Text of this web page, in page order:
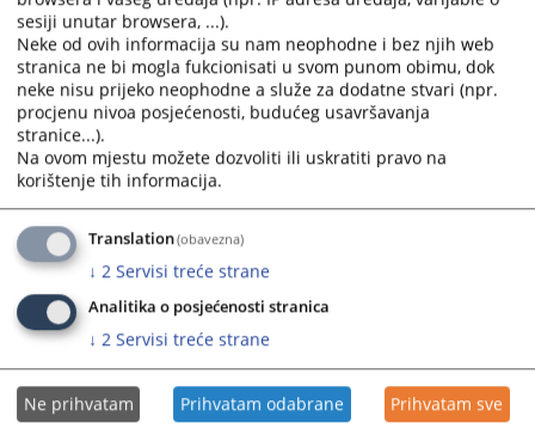
703ПРЕГЛЕДА
sesiji unutar browsera, ...).
Neke od ovih informacija su nam neophodne i bez njih web
stranica ne bi mogla fukcionisati u svom punom obimu, dok
neke nisu prijeko neophodne a služe za dodatne stvari (npr.
procjenu nivoa posjećenosti, budućeg usavršavanja
stranice...).
Na ovom mjestu možete dozvoliti ili uskratiti pravo na
korištenje tih informacija.
Translation(obavezna)
↓ 2 Servisi treće strane
Analitika o posjećenosti stranica
↓ 2 Servisi treće strane
Ne prihvatam Prihvatam odabrane Prihvatam sve